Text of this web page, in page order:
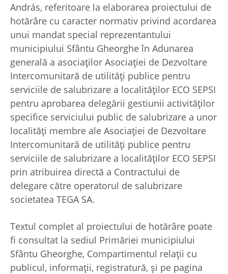
András, referitoare la elaborarea proiectului de
hotărâre cu caracter normativ privind acordarea
unui mandat special reprezentantului
municipiului Sfântu Gheorghe în Adunarea
generală a asociaților Asociaţiei de Dezvoltare
Intercomunitară de utilități publice pentru
serviciile de salubrizare a localităților ECO SEPSI
pentru aprobarea delegării gestiunii activităților
specifice serviciului public de salubrizare a unor
localități membre ale Asociaţiei de Dezvoltare
Intercomunitară de utilități publice pentru
serviciile de salubrizare a localităților ECO SEPSI
prin atribuirea directă a Contractului de
delegare către operatorul de salubrizare
societatea TEGA SA.
Textul complet al proiectului de hotărâre poate
fi consultat la sediul Primăriei municipiului
Sfântu Gheorghe, Compartimentul relaţii cu
publicul, informaţii, registratură, și pe pagina